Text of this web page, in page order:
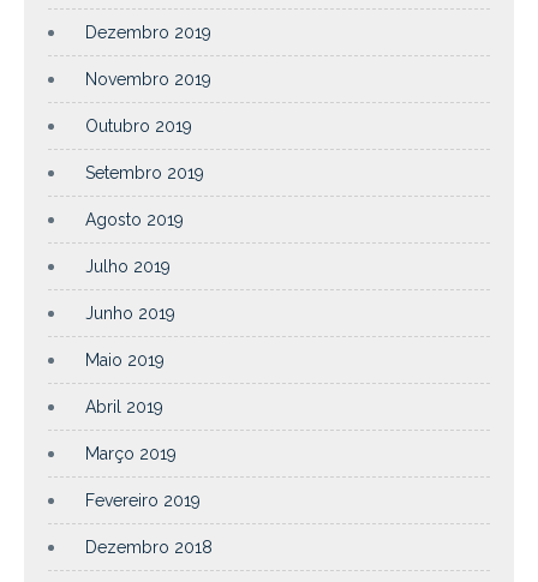
Dezembro 2019
Novembro 2019
Outubro 2019
Setembro 2019
Agosto 2019
Julho 2019
Junho 2019
Maio 2019
Abril 2019
Março 2019
Fevereiro 2019
Dezembro 2018